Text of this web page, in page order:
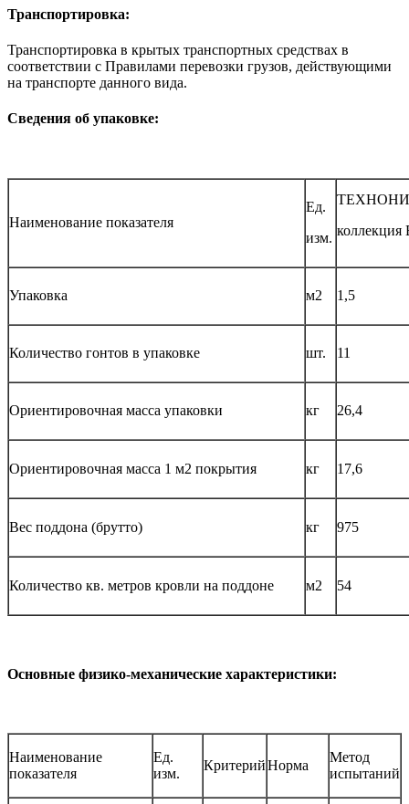
Транспортировка:
Транспортировка в крытых транспортных средствах в
соответствии с Правилами перевозки грузов, действующими
на транспорте данного вида.
Сведения об упаковке:
Наименование показателя
Ед.
изм.
Упаковка м2 1,5
Количество гонтов в упаковке шт. 11
Ориентировочная масса упаковки кг 26,4
Ориентировочная масса 1 м2 покрытия кг 17,6
Вес поддона (брутто) кг 975
Количество кв. метров кровли на поддоне м2 54
Основные физико-механические характеристики:
Наименование
показателя
Ед.
изм.
КритерийНорма
Метод
испытаний